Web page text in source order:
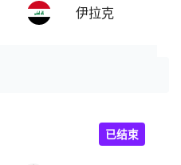
伊拉克
已结束